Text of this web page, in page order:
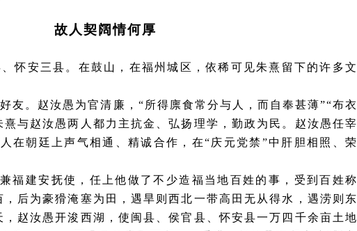
故人契阔情何厚
怀安三县。在鼓山，在福州城区，依稀可见朱熹留下的许多文
友。赵汝愚为官清廉， “所得廪食常分与人，而自奉甚薄”“布衣
与赵汝愚两人都力主抗金、弘扬理学，勤政为民。赵汝愚任宰
在朝廷上声气相通、精诚合作，在“庆元党禁”中肝胆相照、荣
福建安抚使，任上他做了不少造福当地百姓的事，受到百姓称
后为豪猾淹塞为田，遇旱则西北一带高田无从得水，遇涝则东
赵汝愚开浚西湖，使闽县、侯官县、怀安县一万四千余亩土地